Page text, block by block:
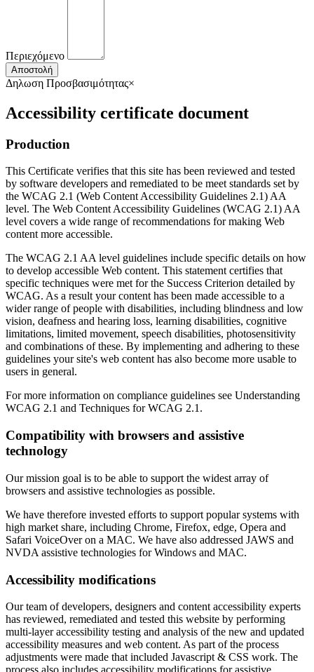
Περιεχόμενο
Αποστολή
Δηλωση Προσβασιμότητας×
Accessibility certificate document
Production
This Certificate verifies that this site has been reviewed and tested
by software developers and remediated to be meet standards set by
the WCAG 2.1 (Web Content Accessibility Guidelines 2.1) AA
level. The Web Content Accessibility Guidelines (WCAG 2.1) AA
level covers a wide range of recommendations for making Web
content more accessible.
The WCAG 2.1 AA level guidelines include specific details on how
to develop accessible Web content. This statement certifies that
specific techniques were met for the Success Criterion detailed by
WCAG. As a result your content has been made accessible to a
wider range of people with disabilities, including blindness and low
vision, deafness and hearing loss, learning disabilities, cognitive
limitations, limited movement, speech disabilities, photosensitivity
and combinations of these. By implementing and adhering to these
guidelines your site's web content has also become more usable to
users in general.
For more information on compliance guidelines see Understanding
WCAG 2.1 and Techniques for WCAG 2.1.
Compatibility with browsers and assistive
technology
Our mission goal is to be able to support the widest array of
browsers and assistive technologies as possible.
We have therefore invested efforts to support popular systems with
high market share, including Chrome, Firefox, edge, Opera and
Safari VoiceOver on a MAC. We have also addressed JAWS and
NVDA assistive technologies for Windows and MAC.
Accessibility modifications
Our team of developers, designers and content accessibility experts
has reviewed, remediated and tested this website by performing
multi-layer accessibility testing and analysis of the new and updated
accessibility measures and web content. As part of the process
adjustments were made that included Javascript & CSS work. The